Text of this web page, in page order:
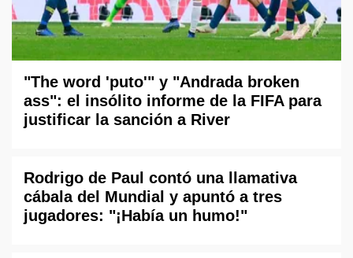
"The word 'puto'" y "Andrada broken
ass": el insólito informe de la FIFA para
justificar la sanción a River
Rodrigo de Paul contó una llamativa
cábala del Mundial y apuntó a tres
jugadores: "¡Había un humo!"